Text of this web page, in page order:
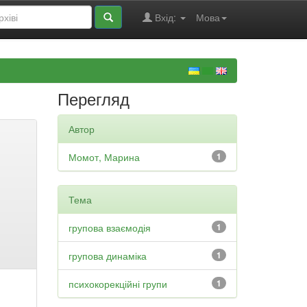
Мова
Вхід:
Перегляд
Автор
1
Момот, Марина
Тема
1
групова взаємодія
1
групова динаміка
1
психокорекційні групи